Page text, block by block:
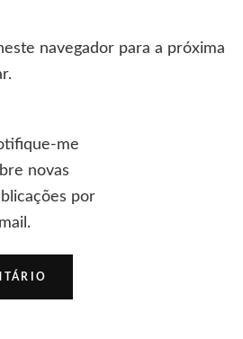
navegador para a próxima
me
novas
por